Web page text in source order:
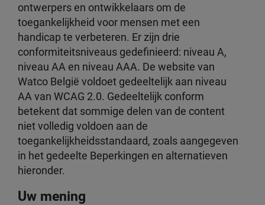
ontwerpers en ontwikkelaars om de
toegankelijkheid voor mensen met een
handicap te verbeteren. Er zijn drie
conformiteitsniveaus gedefinieerd: niveau A,
niveau AA en niveau AAA. De website van
Watco België voldoet gedeeltelijk aan niveau
AA van WCAG 2.0. Gedeeltelijk conform
betekent dat sommige delen van de content
niet volledig voldoen aan de
toegankelijkheidsstandaard, zoals aangegeven
in het gedeelte Beperkingen en alternatieven
hieronder.
Uw mening